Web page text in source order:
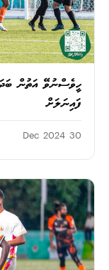
ހީވެސްނުވޭ އަތުން
ފައިނަލަށް
30 Dec 2024